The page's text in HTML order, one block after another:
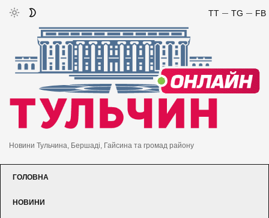
FB
TG
TT
Новини Тульчина, Бершаді, Гайсина та громад району
ГОЛОВНА
НОВИНИ